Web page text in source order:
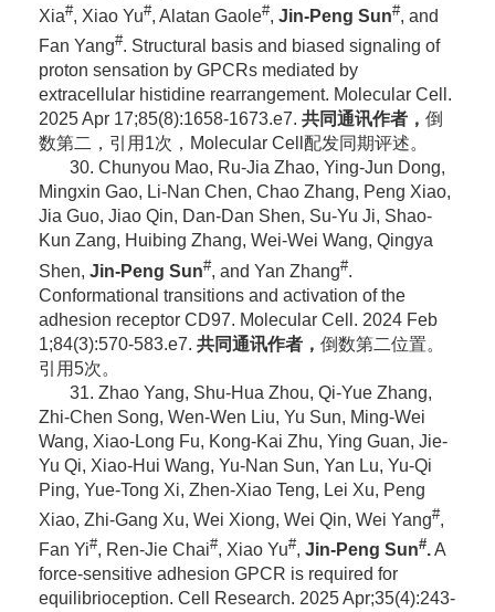
Xia#, Xiao Yu#, Alatan Gaole#, Jin-Peng Sun#, and
Fan Yang#. Structural basis and biased signaling of
proton sensation by GPCRs mediated by
extracellular histidine rearrangement. Molecular Cell.
2025 Apr 17;85(8):1658-1673.e7. 共同通讯作者， 倒
数第二，引用1次，Molecular Cell配发同期评述。
30. Chunyou Mao, Ru-Jia Zhao, Ying-Jun Dong,
Mingxin Gao, Li-Nan Chen, Chao Zhang, Peng Xiao,
Jia Guo, Jiao Qin, Dan-Dan Shen, Su-Yu Ji, Shao-
Kun Zang, Huibing Zhang, Wei-Wei Wang, Qingya
Shen, Jin-Peng Sun#, and Yan Zhang#.
Conformational transitions and activation of the
adhesion receptor CD97. Molecular Cell. 2024 Feb
1;84(3):570-583.e7. 共同通讯作者， 倒数第二位置。
引用5次。
31. Zhao Yang, Shu-Hua Zhou, Qi-Yue Zhang,
Zhi-Chen Song, Wen-Wen Liu, Yu Sun, Ming-Wei
Wang, Xiao-Long Fu, Kong-Kai Zhu, Ying Guan, Jie-
Yu Qi, Xiao-Hui Wang, Yu-Nan Sun, Yan Lu, Yu-Qi
Ping, Yue-Tong Xi, Zhen-Xiao Teng, Lei Xu, Peng
Xiao, Zhi-Gang Xu, Wei Xiong, Wei Qin, Wei Yang#,
Fan Yi#, Ren-Jie Chai#, Xiao Yu#, Jin-Peng Sun#.A
force-sensitive adhesion GPCR is required for
equilibrioception. Cell Research. 2025 Apr;35(4):243-